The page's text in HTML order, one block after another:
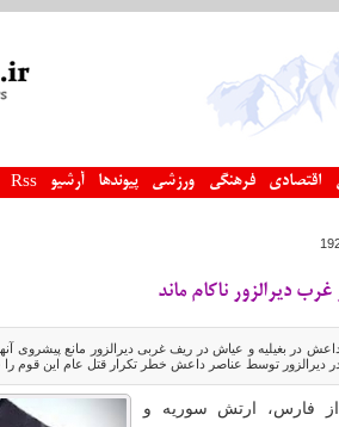
اقتصادی فرهنگی ورزشی پیوندها آرشیو Rss
دیرالزور ناکام ماند
در بغیلیه و عیاش در ریف غربی دیرالزور مانع پیشروی
فارس، ارتش سوریه و